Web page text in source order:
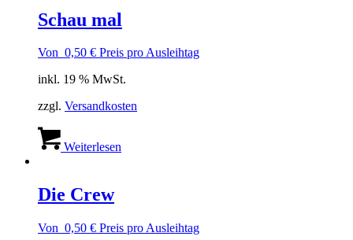
Schau mal
Von 0,50 € Preis pro Ausleihtag
inkl. 19 % MwSt.
zzgl. Versandkosten
Weiterlesen
Die Crew
Von 0,50 € Preis pro Ausleihtag